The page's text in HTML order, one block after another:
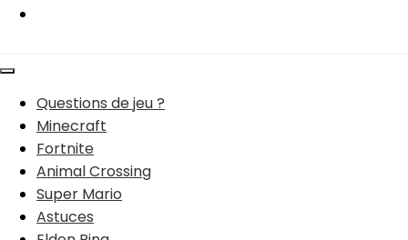
Questions de jeu ?
Minecraft
Fortnite
Animal Crossing
Super Mario
Astuces